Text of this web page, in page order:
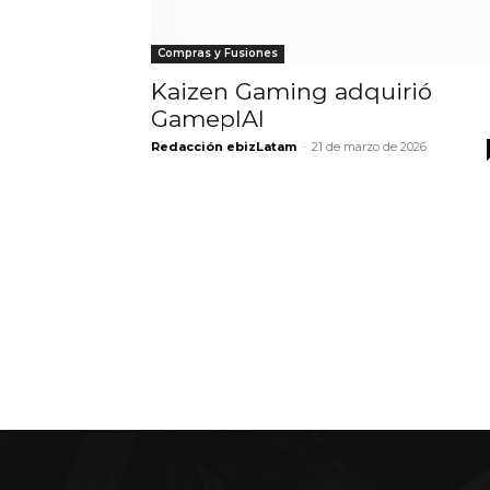
Compras y Fusiones
Kaizen Gaming adquirió
GameplAI
Redacción ebizLatam - 21 de marzo de 2026